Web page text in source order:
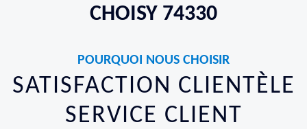
CHOISY 74330
POURQUOI NOUS CHOISIR
SATISFACTION CLIENTÈLE
SERVICE CLIENT